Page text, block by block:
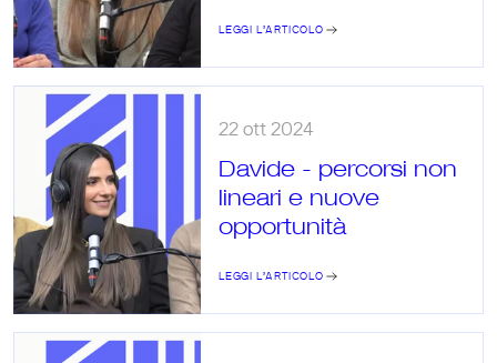
LEGGI L’ARTICOLO
22 ott 2024
Davide - percorsi non
lineari e nuove
opportunità
LEGGI L’ARTICOLO